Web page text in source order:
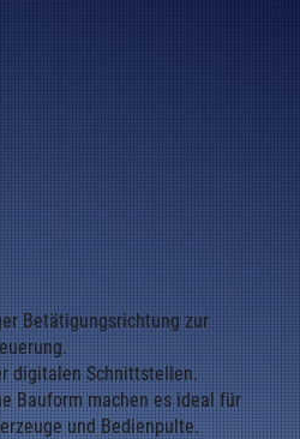
Betätigungsrichtung zur
digitalen Schnittstellen.
Bauform machen es ideal für
und Bedienpulte.